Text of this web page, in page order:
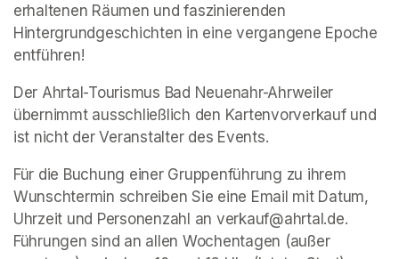
erhaltenen Räumen und faszinierenden
Hintergrundgeschichten in eine vergangene Epoche
entführen!
Der Ahrtal-Tourismus Bad Neuenahr-Ahrweiler
übernimmt ausschließlich den Kartenvorverkauf und
ist nicht der Veranstalter des Events.
Für die Buchung einer Gruppenführung zu ihrem
Wunschtermin schreiben Sie eine Email mit Datum,
Uhrzeit und Personenzahl an verkauf@ahrtal.de.
Führungen sind an allen Wochentagen (außer